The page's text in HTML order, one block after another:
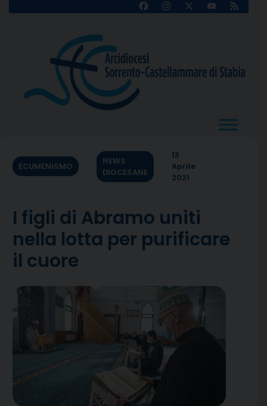
FacebookInstagram
X
YouTube
Feed
ECUMENISMO
NEWS
DIOCESANE
13
Aprile
2021
I figli di Abramo uniti
nella lotta per purificare
il cuore